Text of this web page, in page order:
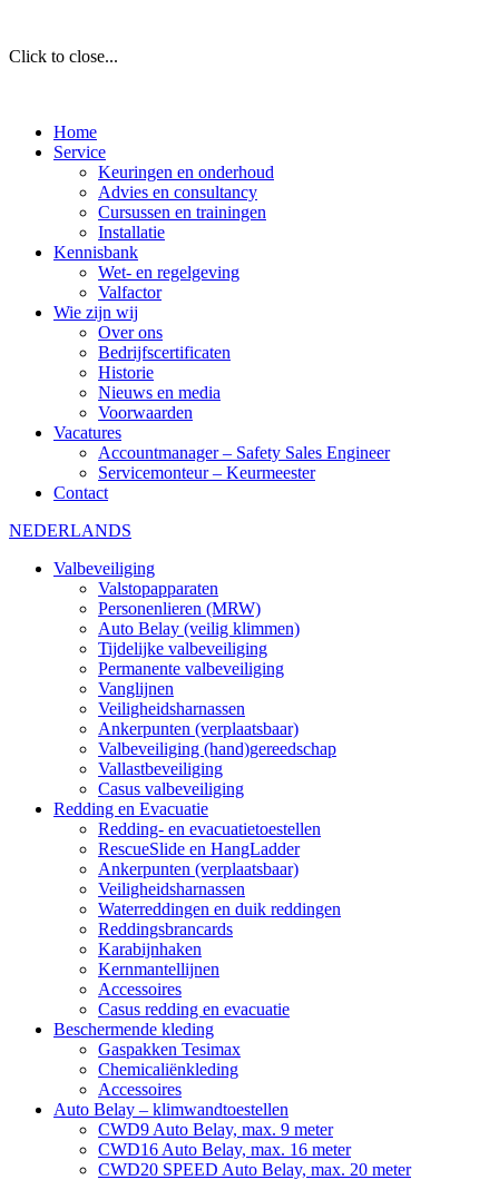
Click to close...
Home
Service
Keuringen en onderhoud
Advies en consultancy
Cursussen en trainingen
Installatie
Kennisbank
Wet- en regelgeving
Valfactor
Wie zijn wij
Over ons
Bedrijfscertificaten
Historie
Nieuws en media
Voorwaarden
Vacatures
Accountmanager – Safety Sales Engineer
Servicemonteur – Keurmeester
Contact
NEDERLANDS
Valbeveiliging
Valstopapparaten
Personenlieren (MRW)
Auto Belay (veilig klimmen)
Tijdelijke valbeveiliging
Permanente valbeveiliging
Vanglijnen
Veiligheidsharnassen
Ankerpunten (verplaatsbaar)
Valbeveiliging (hand)gereedschap
Vallastbeveiliging
Casus valbeveiliging
Redding en Evacuatie
Redding- en evacuatietoestellen
RescueSlide en HangLadder
Ankerpunten (verplaatsbaar)
Veiligheidsharnassen
Waterreddingen en duik reddingen
Reddingsbrancards
Karabijnhaken
Kernmantellijnen
Accessoires
Casus redding en evacuatie
Beschermende kleding
Gaspakken Tesimax
Chemicaliënkleding
Accessoires
Auto Belay – klimwandtoestellen
CWD9 Auto Belay, max. 9 meter
CWD16 Auto Belay, max. 16 meter
CWD20 SPEED Auto Belay, max. 20 meter